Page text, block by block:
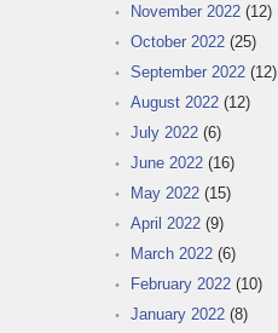
November 2022 (12)
October 2022 (25)
September 2022 (12)
August 2022 (12)
July 2022 (6)
June 2022 (16)
May 2022 (15)
April 2022 (9)
March 2022 (6)
February 2022 (10)
January 2022 (8)